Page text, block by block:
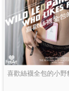
喜歡絲襪全包的小野